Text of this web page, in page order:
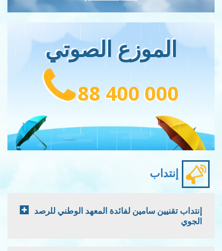
الموزع الصوتي
88 400 000
إنتداب
إنتداب تقنيين سامين لفائدة المعهد الوطني للرصد
الجوي